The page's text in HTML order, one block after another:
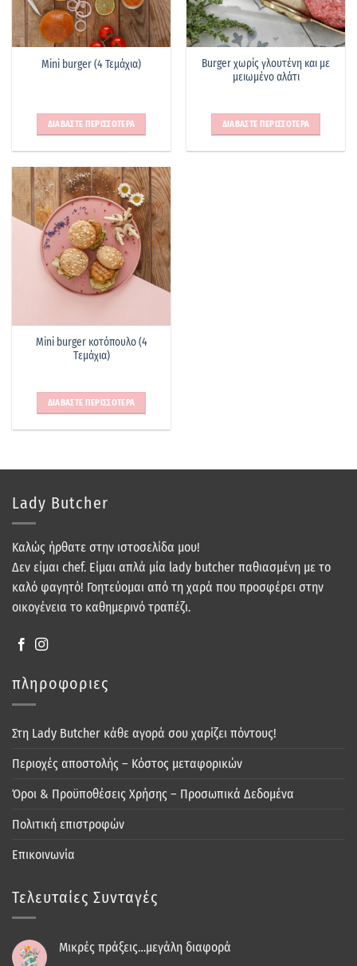
Mini burger (4 Τεμάχια)
ΔΙΑΒΑΣΤΕ ΠΕΡΙΣΣΟΤΕΡΑ
Burger χωρίς γλουτένη και με
μειωμένο αλάτι
ΔΙΑΒΑΣΤΕ ΠΕΡΙΣΣΟΤΕΡΑ
Mini burger κοτόπουλο (4
Tεμάχια)
ΔΙΑΒΑΣΤΕ ΠΕΡΙΣΣΟΤΕΡΑ
Lady Butcher
Καλώς ήρθατε στην ιστοσελίδα μου!
Δεν είμαι chef. Είμαι απλά μία lady butcher παθιασμένη με το
καλό φαγητό! Γοητεύομαι από τη χαρά που προσφέρει στην
οικογένεια το καθημερινό τραπέζι.
πληροφοριες
Στη Lady Butcher κάθε αγορά σου χαρίζει πόντους!
Περιοχές αποστολής – Κόστος μεταφορικών
Όροι & Προϋποθέσεις Χρήσης – Προσωπικά Δεδομένα
Πολιτική επιστροφών
Επικοινωνία
Τελευταίες Συνταγές
Μικρές πράξεις…μεγάλη διαφορά